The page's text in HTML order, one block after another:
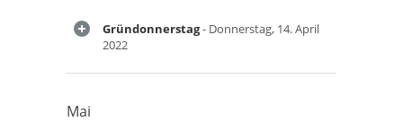
Gründonnerstag- Donnerstag, 14. April
2022
Mai